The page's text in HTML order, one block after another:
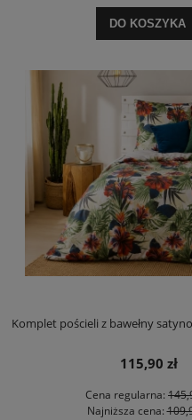
DO KOSZYKA
Komplet pościeli z bawełny
115,90 zł
Cena regularna:
Najniższa cena: